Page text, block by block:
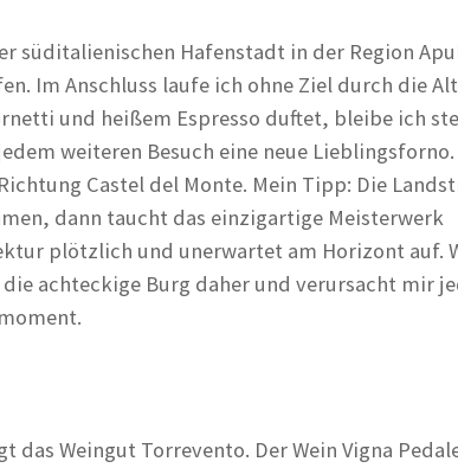
süditalienischen Hafenstadt in der Region
Im Anschluss laufe ich ohne Ziel durch die
und heißem Espresso duftet, bleibe ich
weiteren Besuch eine neue Lieblingsforno.
Castel del Monte. Mein Tipp: Die
dann taucht das einzigartige Meisterwerk
plötzlich und unerwartet am Horizont auf.
achteckige Burg daher und verursacht mir
das Weingut Torrevento. Der Wein Vigna